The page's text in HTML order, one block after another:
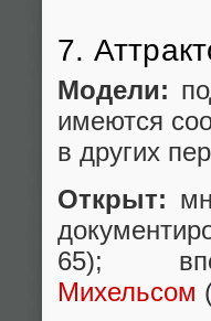
7.
Модели:
имеются
в других
Открыт:
65);
Михельсом